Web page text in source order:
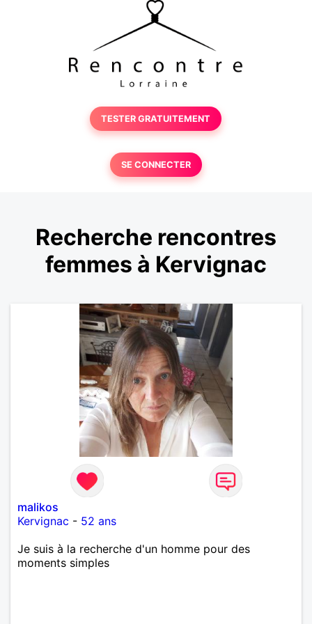
TESTER GRATUITEMENT
SE CONNECTER
Recherche rencontres
femmes à Kervignac
malikos
Kervignac - 52 ans
Je suis à la recherche d'un homme pour des
moments simples